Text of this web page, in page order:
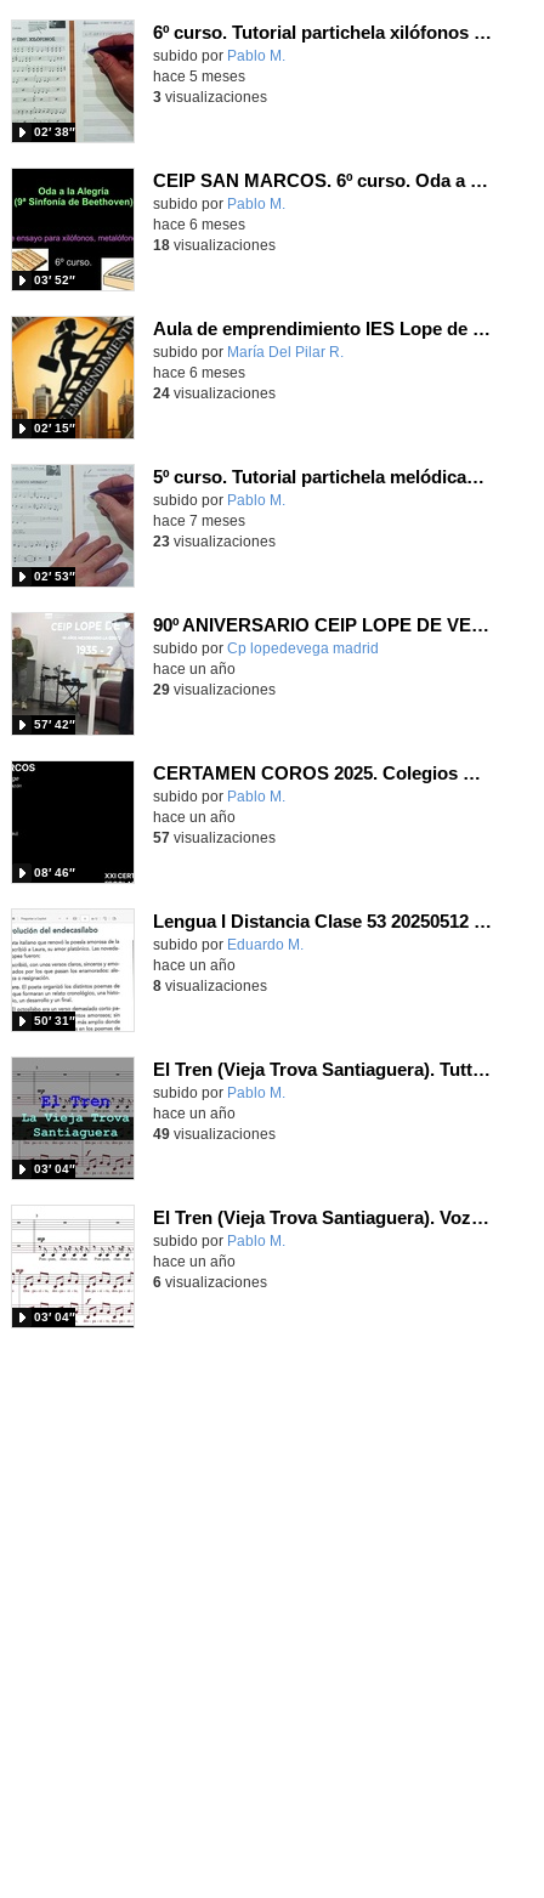
6º curso. Tutorial partichela xilófonos 9ª Sinf. de Beethoven.
Contenido educativo.
subido por Pablo M.
02′ 38″
hace 5 meses
3visualizaciones
CEIP SAN MARCOS. 6º curso. Oda a la Alegria (9ª Sinf. Beethoven). Xilo/metalófonos y voz.
Contenido educativo.
subido por Pablo M.
03′ 52″
hace 6 meses
18visualizaciones
Aula de emprendimiento IES Lope de Vega
Contenido educativo.
subido por María Del Pilar R.
02′ 15″
hace 6 meses
24visualizaciones
5º curso. Tutorial partichela melódicas Sinf. Nuevo Mundo de Dvorak.
Contenido educativo.
subido por Pablo M.
02′ 53″
hace 7 meses
23visualizaciones
90º ANIVERSARIO CEIP LOPE DE VEGA 1
Contenido educativo.
subido por Cp lopedevega madrid
57′ 42″
hace un año
29visualizaciones
CERTAMEN COROS 2025. Colegios San Marcos. San Martín de la Vega
Contenido educativo.
subido por Pablo M.
08′ 46″
hace un año
57visualizaciones
Lengua I Distancia Clase 53 20250512 - Petrarca y Garcilaso de la Vega. Soneto XXIII.
Contenido educativo.
subido por Eduardo M.
50′ 31″
hace un año
8visualizaciones
El Tren (Vieja Trova Santiaguera). Tutti. Coro San Marcos. San Martín de la Vega.
Contenido educativo.
subido por Pablo M.
03′ 04″
hace un año
49visualizaciones
El Tren (Vieja Trova Santiaguera). Voz II. Coro San Marcos. San Martín de la Vega
Contenido educativo.
subido por Pablo M.
03′ 04″
hace un año
6visualizaciones